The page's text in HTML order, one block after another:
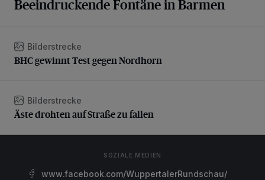
Beeindruckende Fontäne in Barmen
BHC gewinnt Test gegen Nordhorn
Bilderstrecke
BHC gewinnt Test gegen Nordhorn
Äste drohten auf Straße zu fallen
Bilderstrecke
Äste drohten auf Straße zu fallen
SOZIALE MEDIEN
www.facebook.com/WuppertalerRundschau/